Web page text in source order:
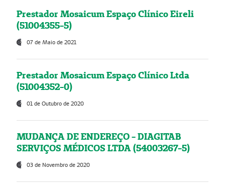
Prestador Mosaicum Espaço Clínico Eireli
(51004355-5)
07 de Maio de 2021
Prestador Mosaicum Espaço Clínico Ltda
(51004352-0)
01 de Outubro de 2020
MUDANÇA DE ENDEREÇO - DIAGITAB
SERVIÇOS MÉDICOS LTDA (54003267-5)
03 de Novembro de 2020